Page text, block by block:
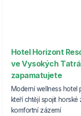
Hotel Horizont
ve Vysokých
zapamatujete
Moderní wellness hotel
kteří chtějí spojit
komfortní zázemí